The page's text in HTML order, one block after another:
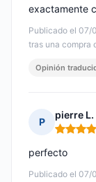
Publicado el 07/
tras una compra
exactamente
Opinión
P
pierre L.
Nota: 5
Publicado el 07/
perfecto